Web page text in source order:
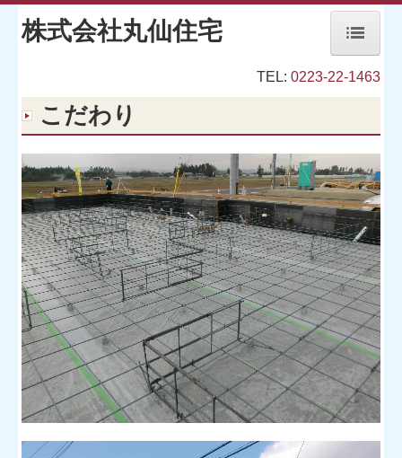
こだわり
会社概要
省エネ住宅のご提案
施工の流れ
不動産情報
施工事例
お客様の声
社員紹介
見学会・イベント情報
お問合せ
株式会社丸仙住宅
TEL: 0223-22-1463
こだわり